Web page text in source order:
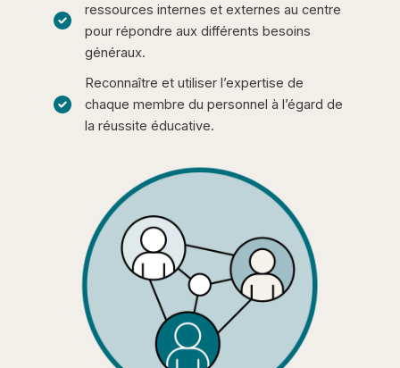
ressources internes et externes au centre
pour répondre aux différents besoins
généraux.
Reconnaître et utiliser l’expertise de
chaque membre du personnel à l’égard de
la réussite éducative.